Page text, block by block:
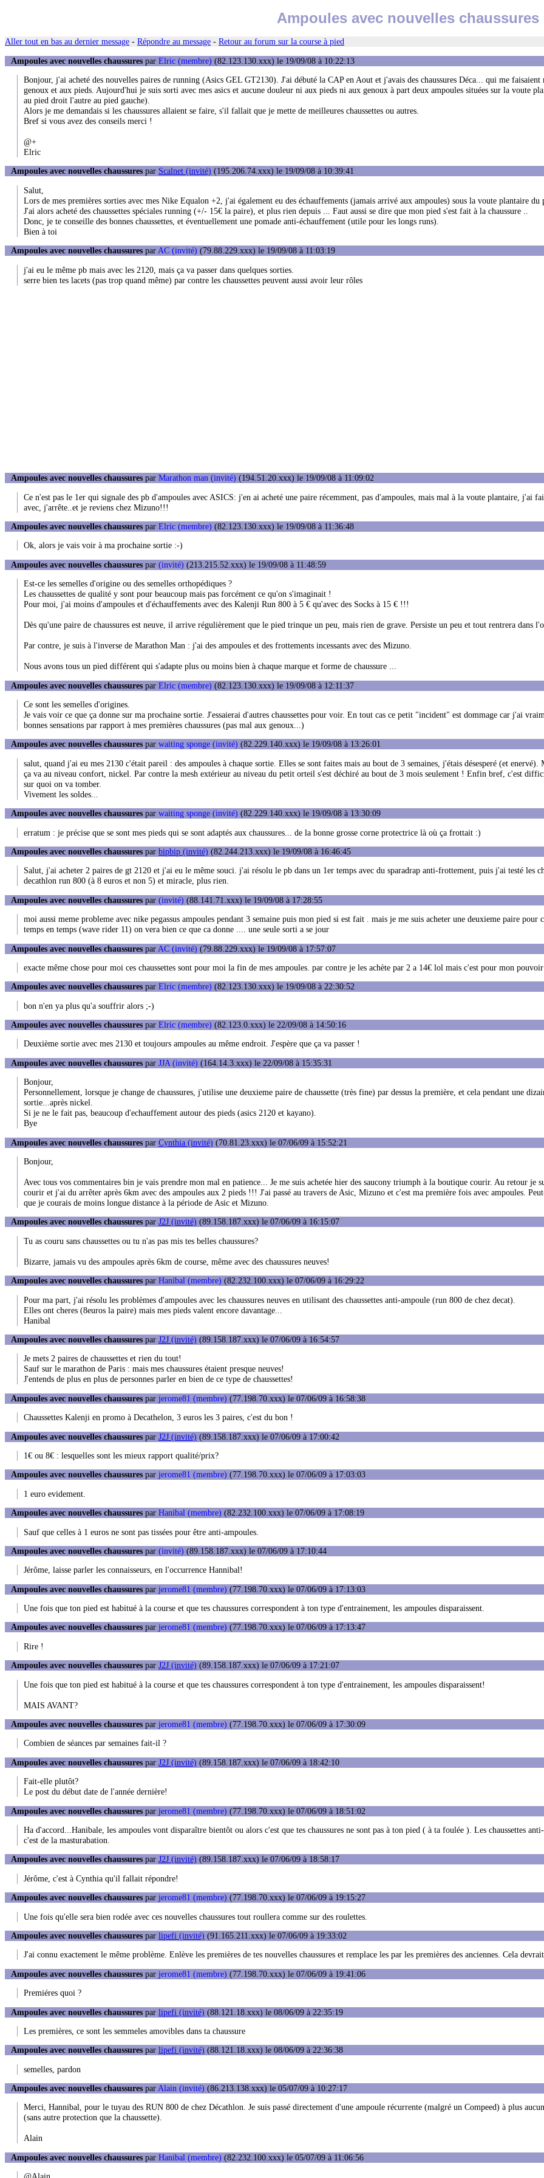
Ampoules avec nouvelles chaussures
Aller tout en bas au dernier message - Répondre au message - Retour au forum sur la course à pied
Ampoules avec nouvelles chaussures par Elric (membre) (82.123.130.xxx) le 19/09/08 à 10:22:13
Bonjour, j'ai acheté des nouvelles paires de running (Asics GEL GT2130). J'ai débuté la CAP en Aout et j'avais des chaussures Déca... qui me faisaient
genoux et aux pieds. Aujourd'hui je suis sorti avec mes asics et aucune douleur ni aux pieds ni aux genoux à part deux ampoules situées sur la voute
au pied droit l'autre au pied gauche).
Alors je me demandais si les chaussures allaient se faire, s'il fallait que je mette de meilleures chaussettes ou autres.
Bref si vous avez des conseils merci !
@+
Elric
Ampoules avec nouvelles chaussures par Scalnet (invité) (195.206.74.xxx) le 19/09/08 à 10:39:41
Salut,
Lors de mes premières sorties avec mes Nike Equalon +2, j'ai également eu des échauffements (jamais arrivé aux ampoules) sous la voute plantaire du
J'ai alors acheté des chaussettes spéciales running (+/- 15€ la paire), et plus rien depuis ... Faut aussi se dire que mon pied s'est fait à la chaussure ..
Donc, je te conseille des bonnes chaussettes, et éventuellement une pomade anti-échauffement (utile pour les longs runs).
Bien à toi
Ampoules avec nouvelles chaussures par AC (invité) (79.88.229.xxx) le 19/09/08 à 11:03:19
j'ai eu le même pb mais avec les 2120, mais ça va passer dans quelques sorties.
serre bien tes lacets (pas trop quand même) par contre les chaussettes peuvent aussi avoir leur rôles
Ampoules avec nouvelles chaussures par Marathon man (invité) (194.51.20.xxx) le 19/09/08 à 11:09:02
Ce n'est pas le 1er qui signale des pb d'ampoules avec ASICS: j'en ai acheté une paire récemment, pas d'ampoules, mais mal à la voute plantaire, j'ai
avec, j'arrête..et je reviens chez Mizuno!!!
Ampoules avec nouvelles chaussures par Elric (membre) (82.123.130.xxx) le 19/09/08 à 11:36:48
Ok, alors je vais voir à ma prochaine sortie :-)
Ampoules avec nouvelles chaussures par (invité) (213.215.52.xxx) le 19/09/08 à 11:48:59
Est-ce les semelles d'origine ou des semelles orthopédiques ?
Les chaussettes de qualité y sont pour beaucoup mais pas forcément ce qu'on s'imaginait !
Pour moi, j'ai moins d'ampoules et d'échauffements avec des Kalenji Run 800 à 5 € qu'avec des Socks à 15 € !!!
Dès qu'une paire de chaussures est neuve, il arrive régulièrement que le pied trinque un peu, mais rien de grave. Persiste un peu et tout rentrera dans
Par contre, je suis à l'inverse de Marathon Man : j'ai des ampoules et des frottements incessants avec des Mizuno.
Nous avons tous un pied différent qui s'adapte plus ou moins bien à chaque marque et forme de chaussure ...
Ampoules avec nouvelles chaussures par Elric (membre) (82.123.130.xxx) le 19/09/08 à 12:11:37
Ce sont les semelles d'origines.
Je vais voir ce que ça donne sur ma prochaine sortie. J'essaierai d'autres chaussettes pour voir. En tout cas ce petit "incident" est dommage car j'ai
bonnes sensations par rapport à mes premières chaussures (pas mal aux genoux...)
Ampoules avec nouvelles chaussures par waiting sponge (invité) (82.229.140.xxx) le 19/09/08 à 13:26:01
salut, quand j'ai eu mes 2130 c'était pareil : des ampoules à chaque sortie. Elles se sont faites mais au bout de 3 semaines, j'étais désesperé (et enervé).
ça va au niveau confort, nickel. Par contre la mesh extérieur au niveau du petit orteil s'est déchiré au bout de 3 mois seulement ! Enfin bref, c'est
sur quoi on va tomber.
Vivement les soldes...
Ampoules avec nouvelles chaussures par waiting sponge (invité) (82.229.140.xxx) le 19/09/08 à 13:30:09
erratum : je précise que se sont mes pieds qui se sont adaptés aux chaussures... de la bonne grosse corne protectrice là où ça frottait :)
Ampoules avec nouvelles chaussures par bipbip (invité) (82.244.213.xxx) le 19/09/08 à 16:46:45
Salut, j'ai acheter 2 paires de gt 2120 et j'ai eu le même souci. j'ai résolu le pb dans un 1er temps avec du sparadrap anti-frottement, puis j'ai testé les
decathlon run 800 (à 8 euros et non 5) et miracle, plus rien.
Ampoules avec nouvelles chaussures par (invité) (88.141.71.xxx) le 19/09/08 à 17:28:55
moi aussi meme probleme avec nike pegassus ampoules pendant 3 semaine puis mon pied si est fait . mais je me suis acheter une deuxieme paire pour
temps en temps (wave rider 11) on vera bien ce que ca donne .... une seule sorti a se jour
Ampoules avec nouvelles chaussures par AC (invité) (79.88.229.xxx) le 19/09/08 à 17:57:07
exacte même chose pour moi ces chaussettes sont pour moi la fin de mes ampoules. par contre je les achète par 2 a 14€ lol mais c'est pour mon
Ampoules avec nouvelles chaussures par Elric (membre) (82.123.130.xxx) le 19/09/08 à 22:30:52
bon n'en ya plus qu'a souffrir alors ;-)
Ampoules avec nouvelles chaussures par Elric (membre) (82.123.0.xxx) le 22/09/08 à 14:50:16
Deuxième sortie avec mes 2130 et toujours ampoules au même endroit. J'espère que ça va passer !
Ampoules avec nouvelles chaussures par JJA (invité) (164.14.3.xxx) le 22/09/08 à 15:35:31
Bonjour,
Personnellement, lorsque je change de chaussures, j'utilise une deuxieme paire de chaussette (très fine) par dessus la première, et cela pendant une
sortie...après nickel.
Si je ne le fait pas, beaucoup d'echauffement autour des pieds (asics 2120 et kayano).
Bye
Ampoules avec nouvelles chaussures par Cynthia (invité) (70.81.23.xxx) le 07/06/09 à 15:52:21
Bonjour,
Avec tous vos commentaires bin je vais prendre mon mal en patience... Je me suis achetée hier des saucony triumph à la boutique courir. Au retour je
courir et j'ai du arrêter après 6km avec des ampoules aux 2 pieds !!! J'ai passé au travers de Asic, Mizuno et c'est ma première fois avec ampoules.
que je courais de moins longue distance à la période de Asic et Mizuno.
Ampoules avec nouvelles chaussures par J2J (invité) (89.158.187.xxx) le 07/06/09 à 16:15:07
Tu as couru sans chaussettes ou tu n'as pas mis tes belles chaussures?
Bizarre, jamais vu des ampoules après 6km de course, même avec des chaussures neuves!
Ampoules avec nouvelles chaussures par Hanibal (membre) (82.232.100.xxx) le 07/06/09 à 16:29:22
Pour ma part, j'ai résolu les problèmes d'ampoules avec les chaussures neuves en utilisant des chaussettes anti-ampoule (run 800 de chez decat).
Elles ont cheres (8euros la paire) mais mes pieds valent encore davantage...
Hanibal
Ampoules avec nouvelles chaussures par J2J (invité) (89.158.187.xxx) le 07/06/09 à 16:54:57
Je mets 2 paires de chaussettes et rien du tout!
Sauf sur le marathon de Paris : mais mes chaussures étaient presque neuves!
J'entends de plus en plus de personnes parler en bien de ce type de chaussettes!
Ampoules avec nouvelles chaussures par jerome81 (membre) (77.198.70.xxx) le 07/06/09 à 16:58:38
Chaussettes Kalenji en promo à Decathelon, 3 euros les 3 paires, c'est du bon !
Ampoules avec nouvelles chaussures par J2J (invité) (89.158.187.xxx) le 07/06/09 à 17:00:42
1€ ou 8€ : lesquelles sont les mieux rapport qualité/prix?
Ampoules avec nouvelles chaussures par jerome81 (membre) (77.198.70.xxx) le 07/06/09 à 17:03:03
1 euro evidement.
Ampoules avec nouvelles chaussures par Hanibal (membre) (82.232.100.xxx) le 07/06/09 à 17:08:19
Sauf que celles à 1 euros ne sont pas tissées pour être anti-ampoules.
Ampoules avec nouvelles chaussures par (invité) (89.158.187.xxx) le 07/06/09 à 17:10:44
Jérôme, laisse parler les connaisseurs, en l'occurrence Hannibal!
Ampoules avec nouvelles chaussures par jerome81 (membre) (77.198.70.xxx) le 07/06/09 à 17:13:03
Une fois que ton pied est habitué à la course et que tes chaussures correspondent à ton type d'entrainement, les ampoules disparaissent.
Ampoules avec nouvelles chaussures par jerome81 (membre) (77.198.70.xxx) le 07/06/09 à 17:13:47
Rire !
Ampoules avec nouvelles chaussures par J2J (invité) (89.158.187.xxx) le 07/06/09 à 17:21:07
Une fois que ton pied est habitué à la course et que tes chaussures correspondent à ton type d'entrainement, les ampoules disparaissent!
MAIS AVANT?
Ampoules avec nouvelles chaussures par jerome81 (membre) (77.198.70.xxx) le 07/06/09 à 17:30:09
Combien de séances par semaines fait-il ?
Ampoules avec nouvelles chaussures par J2J (invité) (89.158.187.xxx) le 07/06/09 à 18:42:10
Fait-elle plutôt?
Le post du début date de l'année dernière!
Ampoules avec nouvelles chaussures par jerome81 (membre) (77.198.70.xxx) le 07/06/09 à 18:51:02
Ha d'accord...Hanibale, les ampoules vont disparaître bientôt ou alors c'est que tes chaussures ne sont pas à ton pied ( à ta foulée ). Les chaussettes anti-
c'est de la masturabation.
Ampoules avec nouvelles chaussures par J2J (invité) (89.158.187.xxx) le 07/06/09 à 18:58:17
Jérôme, c'est à Cynthia qu'il fallait répondre!
Ampoules avec nouvelles chaussures par jerome81 (membre) (77.198.70.xxx) le 07/06/09 à 19:15:27
Une fois qu'elle sera bien rodée avec ces nouvelles chaussures tout roullera comme sur des roulettes.
Ampoules avec nouvelles chaussures par lipefi (invité) (91.165.211.xxx) le 07/06/09 à 19:33:02
J'ai connu exactement le même problème. Enlève les premières de tes nouvelles chaussures et remplace les par les premières des anciennes. Cela
Ampoules avec nouvelles chaussures par jerome81 (membre) (77.198.70.xxx) le 07/06/09 à 19:41:06
Premiéres quoi ?
Ampoules avec nouvelles chaussures par lipefi (invité) (88.121.18.xxx) le 08/06/09 à 22:35:19
Les premières, ce sont les semmeles amovibles dans ta chaussure
Ampoules avec nouvelles chaussures par lipefi (invité) (88.121.18.xxx) le 08/06/09 à 22:36:38
semelles, pardon
Ampoules avec nouvelles chaussures par Alain (invité) (86.213.138.xxx) le 05/07/09 à 10:27:17
Merci, Hannibal, pour le tuyau des RUN 800 de chez Décathlon. Je suis passé directement d'une ampoule récurrente (malgré un Compeed) à plus
(sans autre protection que la chaussette).
Alain
Ampoules avec nouvelles chaussures par Hanibal (membre) (82.232.100.xxx) le 05/07/09 à 11:06:56